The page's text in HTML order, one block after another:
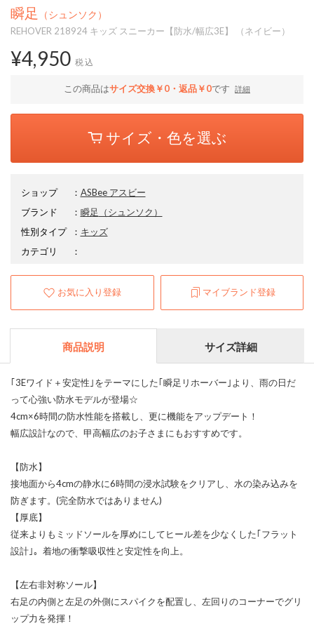
瞬足 （シュンソク）
REHOVER 218924 キッズ スニーカー【防水/幅広3E】 （ネイビー）
¥4,950 税込
この商品はサイズ交換￥0・返品￥0です 詳細
サイズ・色を選ぶ
ショップ ： ASBee アスビー
ブランド
： 瞬足 （シュンソク）
性別タイプ
： キッズ
カテゴリ
：
お気に入り登録 マイブランド登録
商品説明 サイズ詳細
｢3Eワイド＋安定性｣をテーマにした｢瞬足リホーバー｣より、雨の日だ
って心強い防水モデルが登場☆
4cm×6時間の防水性能を搭載し、更に機能をアップデート！
幅広設計なので、甲高幅広のお子さまにもおすすめです。
【防水】
接地面から4cmの静水に6時間の浸水試験をクリアし、水の染み込みを
防ぎます。(完全防水ではありません)
【厚底】
従来よりもミッドソールを厚めにしてヒール差を少なくした｢フラット
設計｣。着地の衝撃吸収性と安定性を向上。
【左右非対称ソール】
右足の内側と左足の外側にスパイクを配置し、左回りのコーナーでグリ
ップ力を発揮！